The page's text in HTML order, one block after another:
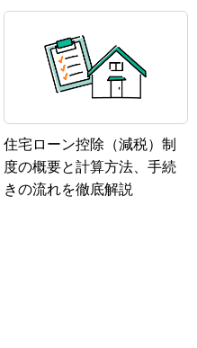
住宅ローン控除（減税）制
度の概要と計算方法、手続
きの流れを徹底解説